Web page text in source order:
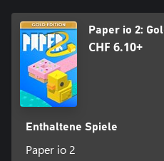
Paper io 2:
CHF 6.10+
Enthaltene Spiele
Paper io 2